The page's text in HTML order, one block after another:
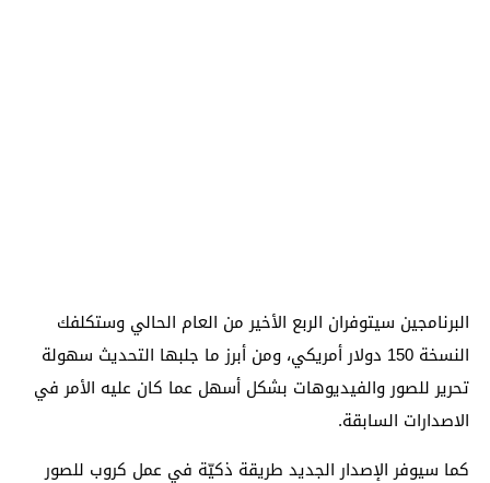
البرنامجين سيتوفران الربع الأخير من العام الحالي وستكلفك
النسخة 150 دولار أمريكي، ومن أبرز ما جلبها التحديث سهولة
تحرير للصور والفيديوهات بشكل أسهل عما كان عليه الأمر في
الاصدارات السابقة.
كما سيوفر الإصدار الجديد طريقة ذكيّة في عمل كروب للصور